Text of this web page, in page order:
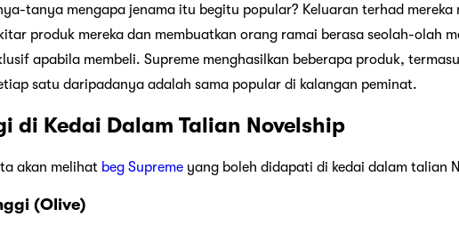
tanya mengapa jenama itu begitu popular? Keluaran terhad mereka
produk mereka dan membuatkan orang ramai berasa seolah-olah
apabila membeli. Supreme menghasilkan beberapa produk,
satu daripadanya adalah sama popular di kalangan peminat.
di Kedai Dalam Talian Novelship
akan melihat beg Supreme yang boleh didapati di kedai dalam talian
(Olive)